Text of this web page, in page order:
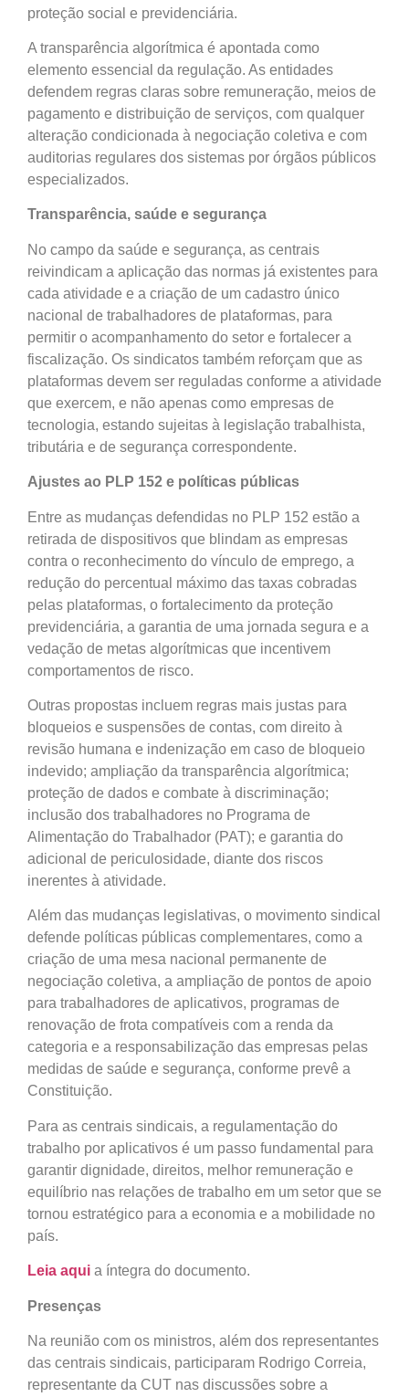
proteção social e previdenciária.
A transparência algorítmica é apontada como
elemento essencial da regulação. As entidades
defendem regras claras sobre remuneração, meios de
pagamento e distribuição de serviços, com qualquer
alteração condicionada à negociação coletiva e com
auditorias regulares dos sistemas por órgãos públicos
especializados.
Transparência, saúde e segurança
No campo da saúde e segurança, as centrais
reivindicam a aplicação das normas já existentes para
cada atividade e a criação de um cadastro único
nacional de trabalhadores de plataformas, para
permitir o acompanhamento do setor e fortalecer a
fiscalização. Os sindicatos também reforçam que as
plataformas devem ser reguladas conforme a atividade
que exercem, e não apenas como empresas de
tecnologia, estando sujeitas à legislação trabalhista,
tributária e de segurança correspondente.
Ajustes ao PLP 152 e políticas públicas
Entre as mudanças defendidas no PLP 152 estão a
retirada de dispositivos que blindam as empresas
contra o reconhecimento do vínculo de emprego, a
redução do percentual máximo das taxas cobradas
pelas plataformas, o fortalecimento da proteção
previdenciária, a garantia de uma jornada segura e a
vedação de metas algorítmicas que incentivem
comportamentos de risco.
Outras propostas incluem regras mais justas para
bloqueios e suspensões de contas, com direito à
revisão humana e indenização em caso de bloqueio
indevido; ampliação da transparência algorítmica;
proteção de dados e combate à discriminação;
inclusão dos trabalhadores no Programa de
Alimentação do Trabalhador (PAT); e garantia do
adicional de periculosidade, diante dos riscos
inerentes à atividade.
Além das mudanças legislativas, o movimento sindical
defende políticas públicas complementares, como a
criação de uma mesa nacional permanente de
negociação coletiva, a ampliação de pontos de apoio
para trabalhadores de aplicativos, programas de
renovação de frota compatíveis com a renda da
categoria e a responsabilização das empresas pelas
medidas de saúde e segurança, conforme prevê a
Constituição.
Para as centrais sindicais, a regulamentação do
trabalho por aplicativos é um passo fundamental para
garantir dignidade, direitos, melhor remuneração e
equilíbrio nas relações de trabalho em um setor que se
tornou estratégico para a economia e a mobilidade no
país.
Leia aqui a íntegra do documento.
Presenças
Na reunião com os ministros, além dos representantes
das centrais sindicais, participaram Rodrigo Correia,
representante da CUT nas discussões sobre a